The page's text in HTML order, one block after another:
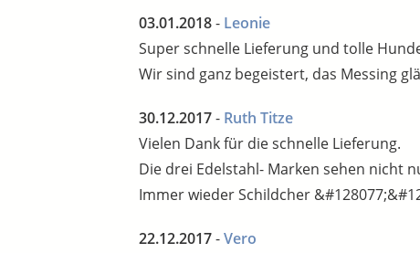
03.01.2018- Leonie
Super schnelle Lieferung und tolle
Wir sind ganz begeistert, das Messing
30.12.2017- Ruth Titze
Vielen Dank für die schnelle Lieferung.
Die drei Edelstahl- Marken sehen nicht
Immer wieder Schildcher
22.12.2017-Vero